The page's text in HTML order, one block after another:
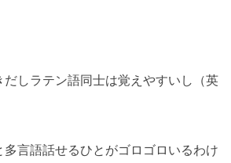
だしラテン語同士は覚えやすいし（英
多言語話せるひとがゴロゴロいるわけ